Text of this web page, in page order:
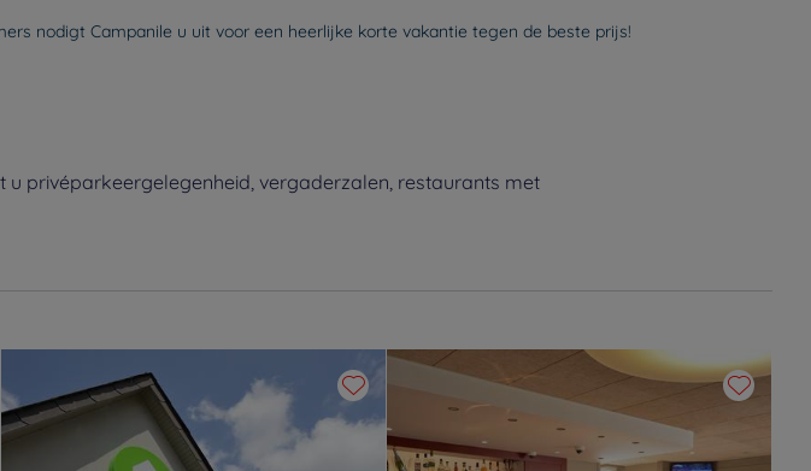
nodigt Campanile u uit voor een heerlijke korte vakantie tegen de beste prijs!
privéparkeergelegenheid, vergaderzalen, restaurants met